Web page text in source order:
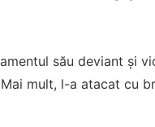
său deviant și
mult, l-a atacat cu